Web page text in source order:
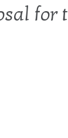
for